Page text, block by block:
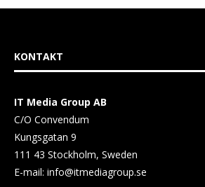
KONTAKT
IT Media Group AB
C/O Convendum
Kungsgatan 9
111 43 Stockholm, Sweden
E-mail: info@itmediagroup.se